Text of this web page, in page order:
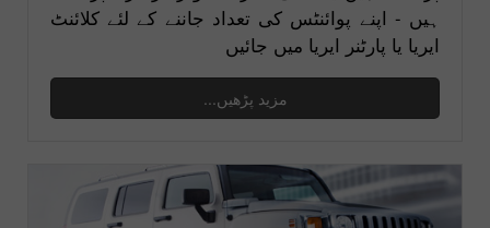
ہیں - اپنے پوائنٹس کی تعداد جاننے کے لئے کلائنٹ
ایریا یا پارٹنر ایریا میں جائیں
مزید پڑھیں...